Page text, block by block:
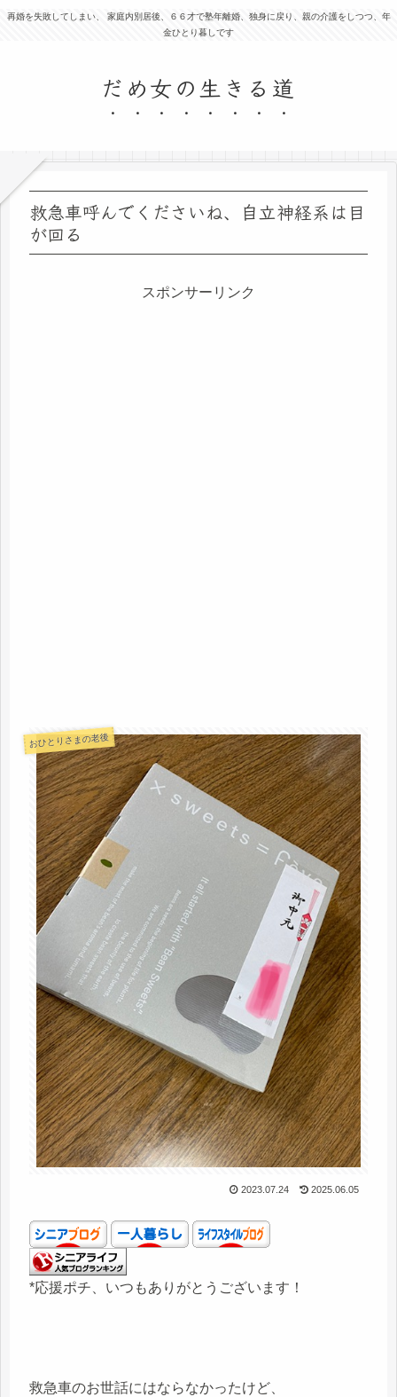
再婚を失敗してしまい、 家庭内別居後、６６才で塾年離婚、独身に戻り、親の介護をしつつ、年
金ひとり暮しです
だめ女の生きる道
救急車呼んでくださいね、自立神経系は目
が回る
スポンサーリンク
おひとりさまの老後
2023.07.24 2025.06.05
*応援ポチ、いつもありがとうございます！
救急車のお世話にはならなかったけど、